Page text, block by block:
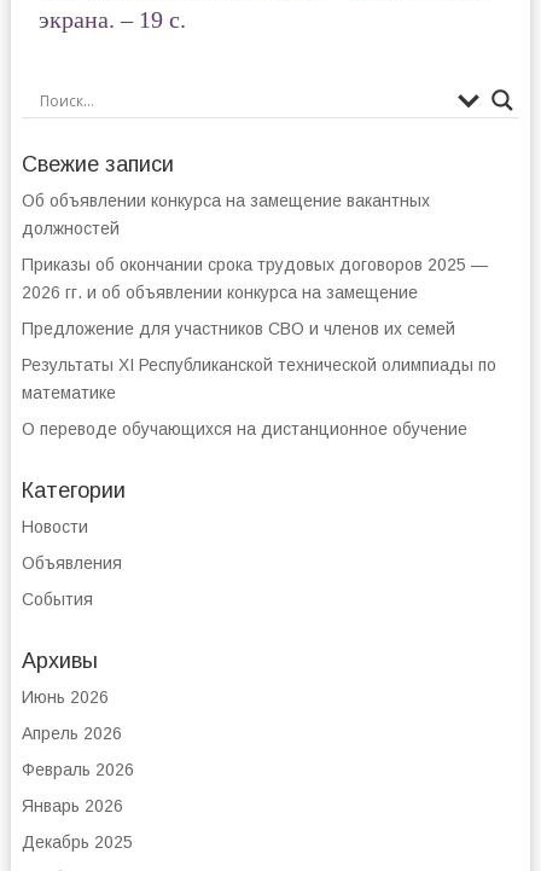
экрана. – 19 с.
Свежие записи
Об объявлении конкурса на замещение вакантных
должностей
Приказы об окончании срока трудовых договоров 2025 —
2026 гг. и об объявлении конкурса на замещение
Предложение для участников СВО и членов их семей
Результаты XI Республиканской технической олимпиады по
математике
О переводе обучающихся на дистанционное обучение
Категории
Новости
Объявления
События
Архивы
Июнь 2026
Апрель 2026
Февраль 2026
Январь 2026
Декабрь 2025